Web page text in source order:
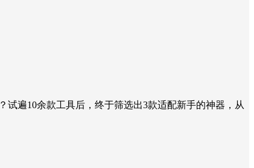
？试遍10余款工具后，终于筛选出3款适配新手的神器，从